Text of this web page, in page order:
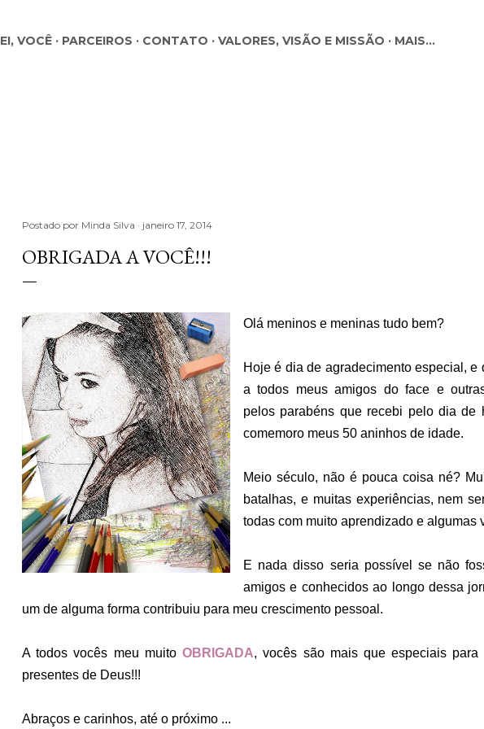
EI, VOCÊ PARCEIROS CONTATO VALORES, VISÃO E MISSÃO MAIS…
Postado por Minda Silva janeiro 17, 2014
OBRIGADA A VOCÊ!!!
Olá meninos e meninas tudo bem?
Hoje é dia de agradecimento especial, e
a todos meus amigos do face e
pelos parabéns que recebi pelo dia de
comemoro meus 50 aninhos de idade.
Meio século, não é pouca coisa né?
batalhas, e muitas experiências, nem
todas com muito aprendizado e algumas
E nada disso seria possível se não
amigos e conhecidos ao longo dessa
um de alguma forma contribuiu para meu crescimento pessoal.
A todos vocês meu muitoOBRIGADA, vocês são mais que especiais para
presentes de Deus!!!
Abraços e carinhos, até o próximo ...